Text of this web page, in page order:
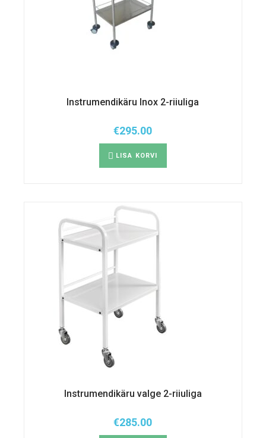
Instrumendikäru Inox 2-riiuliga
€295.00
LISA KORVI
Instrumendikäru valge 2-riiuliga
€285.00